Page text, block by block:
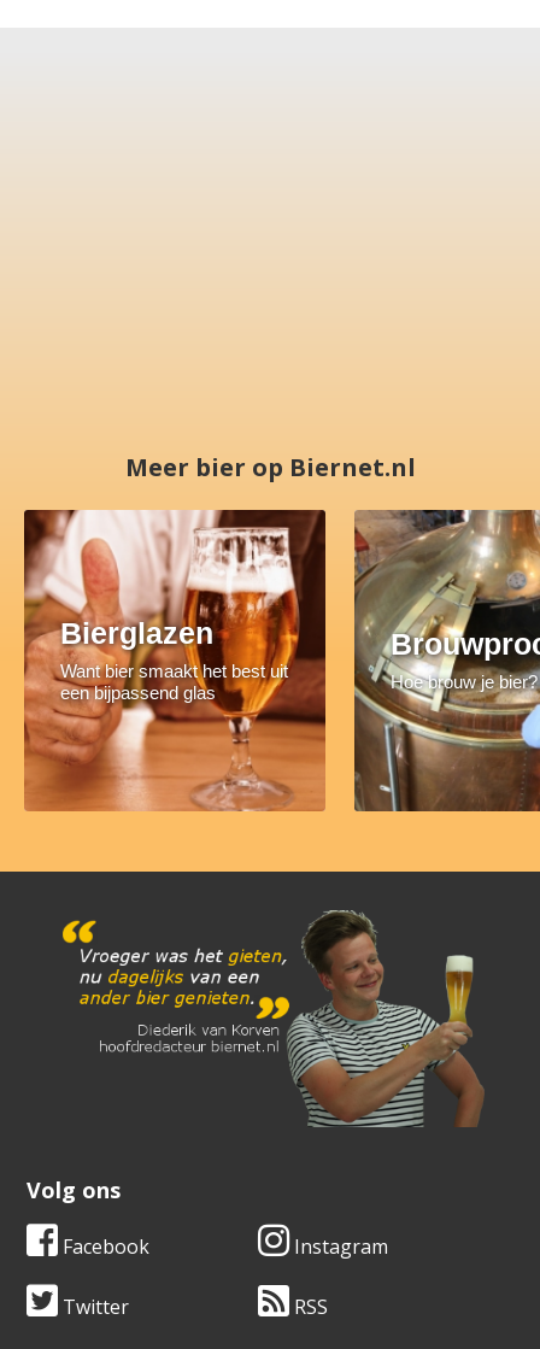
Meer bier op Biernet.nl
Bierglazen
Want bier smaakt het best uit
een bijpassend glas
Hoe brouw je bier?
Volg ons
Facebook Instagram
Twitter RSS